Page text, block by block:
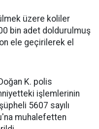
üzere koliler
bin adet doldurulmuş
ele geçirilerek el
K. polis
işlemlerinin
5607 sayılı
muhalefetten